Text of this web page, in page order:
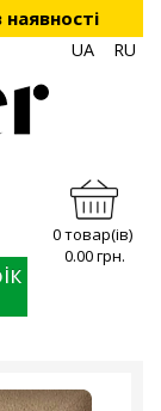
UA RU
0 товар(ів)
0.00 грн.